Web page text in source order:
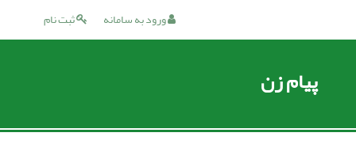
ثبت نام ورود به سامانه
پیام زن